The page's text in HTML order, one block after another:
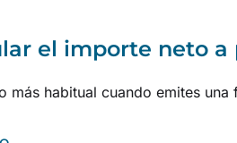
el importe neto
más habitual cuando emites una